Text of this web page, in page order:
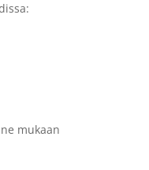
mukaan